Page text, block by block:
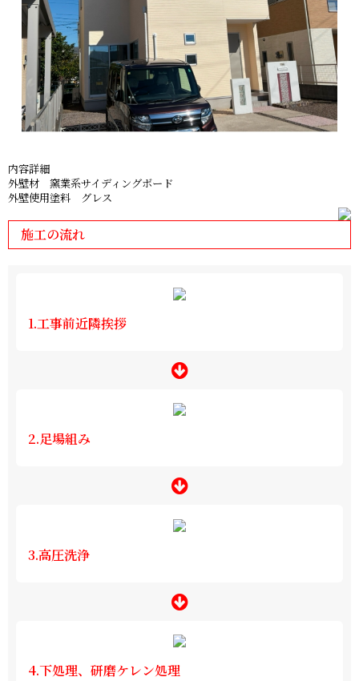
内容詳細
外壁材 窯業系サイディングボード
外壁使用塗料 グレス
施工の流れ
1.工事前近隣挨拶
2.足場組み
3.高圧洗浄
4.下処理、研磨ケレン処理